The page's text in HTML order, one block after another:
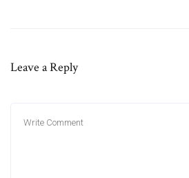
Leave a Reply